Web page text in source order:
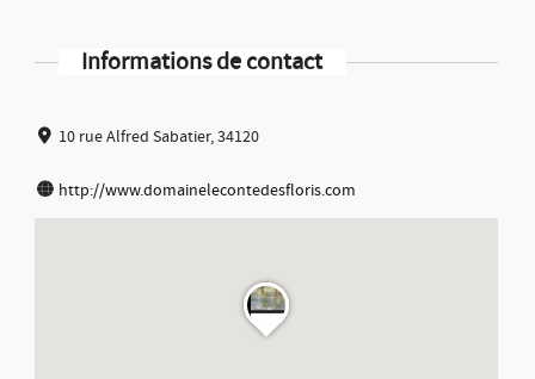
Informations de contact
10 rue Alfred Sabatier, 34120
http://www.domainelecontedesfloris.com